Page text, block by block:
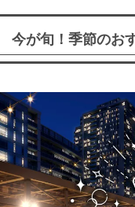
今が旬！季節のお